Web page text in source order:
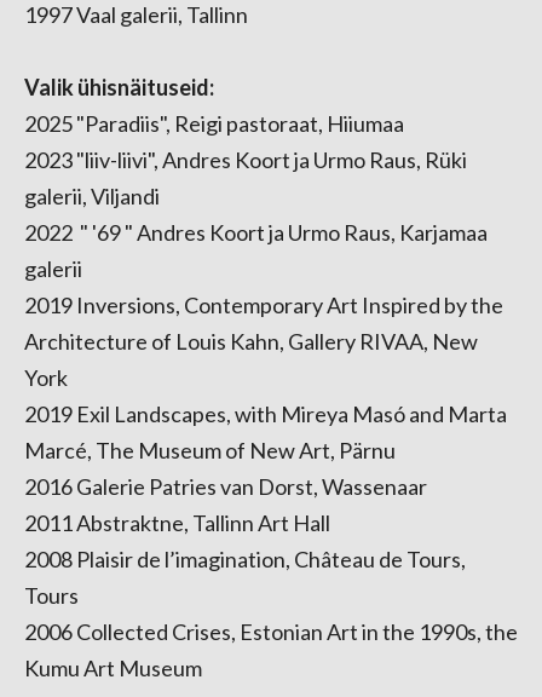
1997 Vaal galerii, Tallinn
Valik ühisnäituseid:
2025 "Paradiis", Reigi pastoraat, Hiiumaa
2023"liiv-liivi", Andres Koort ja Urmo Raus, Rüki
galerii, Viljandi
2022 " '69 " Andres Koort ja Urmo Raus, Karjamaa
galerii
2019 Inversions, Contemporary Art Inspired by the
Architecture of Louis Kahn, Gallery RIVAA, New
York
2019 Exil Landscapes, with Mireya Masó and Marta
Marcé, The Museum of New Art, Pärnu
2016 Galerie Patries van Dorst, Wassenaar
2011 Abstraktne, Tallinn Art Hall
2008 Plaisir de l’imagination, Château de Tours,
Tours
2006 Collected Crises, Estonian Art in the 1990s, the
Kumu Art Museum